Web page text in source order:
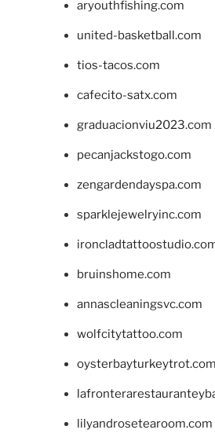
aryouthfishing.com
united-basketball.com
tios-tacos.com
cafecito-satx.com
graduacionviu2023.com
pecanjackstogo.com
zengardendayspa.com
sparklejewelryinc.com
bruinshome.com
annascleaningsvc.com
wolfcitytattoo.com
oysterbayturkeytrot.com
lilyandrosetearoom.com